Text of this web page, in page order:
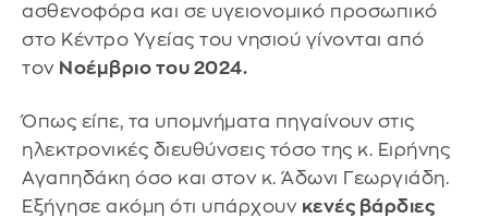
ασθενοφόρα και σε υγειονομικό προσωπικό
στο Κέντρο Υγείας του νησιού γίνονται από
τον Νοέμβριο του 2024.
Όπως είπε, τα υπομνήματα πηγαίνουν στις
ηλεκτρονικές διευθύνσεις τόσο της κ. Ειρήνης
Αγαπηδάκη όσο και στον κ. Άδωνι Γεωργιάδη.
Εξήγησε ακόμη ότι υπάρχουν κενές βάρδιες